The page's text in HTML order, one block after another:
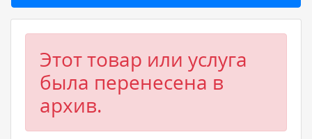
Добавить товар или услугу
Этот товар или услуга
была перенесена в
архив.